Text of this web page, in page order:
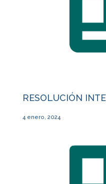
RESOLUCIÓN
4 enero, 2024